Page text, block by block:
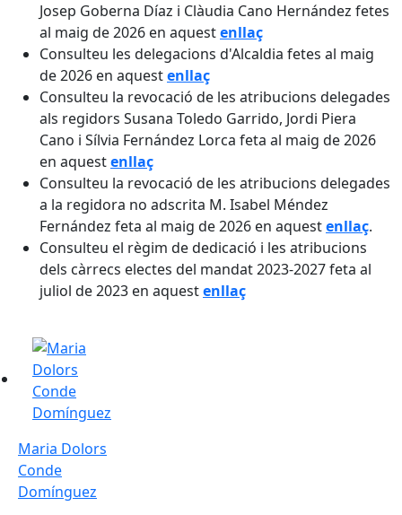
Josep Goberna Díaz i Clàudia Cano Hernández fetes
al maig de 2026 en aquestenllaç
Consulteu les delegacions d'Alcaldia fetes al maig
de 2026 en aquestenllaç
Consulteu la revocació de les atribucions delegades
als regidors Susana Toledo Garrido, Jordi Piera
Cano i Sílvia Fernández Lorca feta al maig de 2026
en aquestenllaç
Consulteu la revocació de les atribucions delegades
a la regidora no adscrita M. Isabel Méndez
Fernández feta al maig de 2026 en aquestenllaç.
Consulteu el règim de dedicació i les atribucions
dels càrrecs electes del mandat 2023-2027 feta al
juliol de 2023 en aquestenllaç
Maria Dolors Conde Domínguez
Maria Dolors
Conde
Domínguez